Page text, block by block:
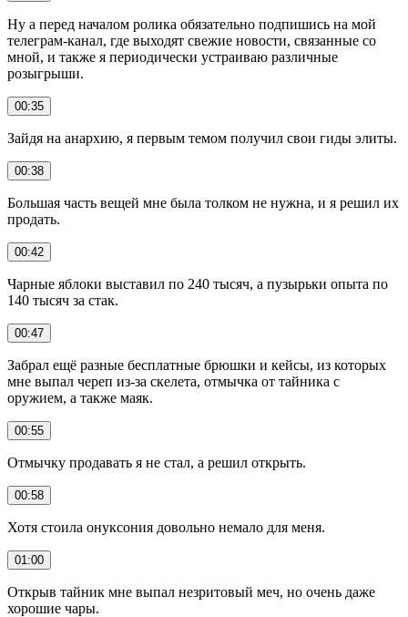
Ну а перед началом ролика обязательно подпишись на мой
телеграм-канал, где выходят свежие новости, связанные со
мной, и также я периодически устраиваю различные
розыгрыши.
00:35
Зайдя на анархию, я первым темом получил свои гиды элиты.
00:38
Большая часть вещей мне была толком не нужна, и я решил их
продать.
00:42
Чарные яблоки выставил по 240 тысяч, а пузырьки опыта по
140 тысяч за стак.
00:47
Забрал ещё разные бесплатные брюшки и кейсы, из которых
мне выпал череп из-за скелета, отмычка от тайника с
оружием, а также маяк.
00:55
Отмычку продавать я не стал, а решил открыть.
00:58
Хотя стоила онуксония довольно немало для меня.
01:00
Открыв тайник мне выпал незритовый меч, но очень даже
хорошие чары.